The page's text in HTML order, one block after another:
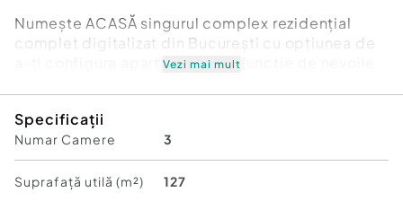
Numește ACASĂ singurul complex rezidențial
complet digitalizat din București cu opțiunea de
a-ți configura apartamentul în funcție de nevoile
notabile pe care București le oferă. Central
Address Residence - apartamente inteligente
pentru o viață mai ușoară.
Vezi mai mult
Specificații
Numar Camere 3
Suprafață utilă (m²) 127